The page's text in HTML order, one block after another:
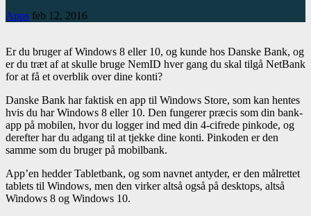
Apps feb 12, 2016
Er du bruger af Windows 8 eller 10, og kunde hos Danske Bank, og
er du træt af at skulle bruge NemID hver gang du skal tilgå NetBank
for at få et overblik over dine konti?
Danske Bank har faktisk en app til Windows Store, som kan hentes
hvis du har Windows 8 eller 10. Den fungerer præcis som din bank-
app på mobilen, hvor du logger ind med din 4-cifrede pinkode, og
derefter har du adgang til at tjekke dine konti. Pinkoden er den
samme som du bruger på mobilbank.
App’en hedder Tabletbank, og som navnet antyder, er den målrettet
tablets til Windows, men den virker altså også på desktops, altså
Windows 8 og Windows 10.